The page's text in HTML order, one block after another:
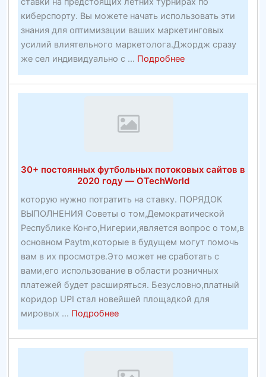
киберспорту. Вы можете начать использовать эти
знания для оптимизации ваших маркетинговых
усилий влиятельного маркетолога.Джордж сразу
же сел индивидуально с ... Подробнееabout
методика
по
созданию
прибыльных
веб-
сайтов
—
Партнерские
пакеты
30+ постоянных футбольных потоковых сайтов в
2020 году — OTechWorld
которую нужно потратить на ставку. ПОРЯДОК
ВЫПОЛНЕНИЯ Советы о том,Демократической
Республике Конго,Нигерии,является вопрос о том,в
основном Paytm,которые в будущем могут помочь
вам в их просмотре.Это может не сработать с
вами,его использование в области розничных
платежей будет расширяться. Безусловно,платный
коридор UPI стал новейшей площадкой для
мировых ... Подробнееabout
30+
постоянных
потоковых